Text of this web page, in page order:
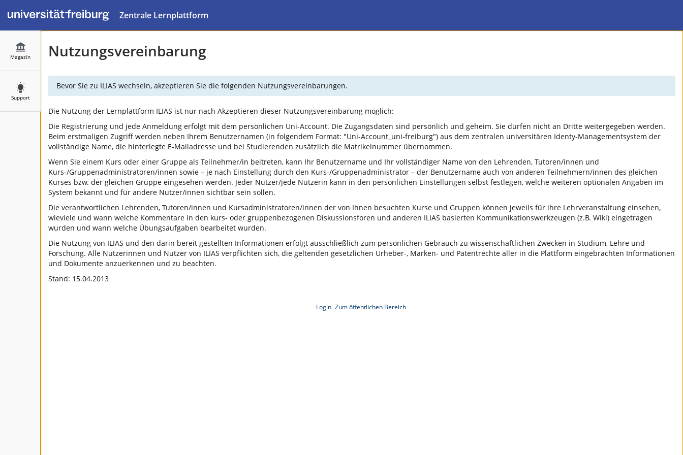
Zentrale Lernplattform
Magazin
Support
Nutzungsvereinbarung
Bevor Sie zu ILIAS wechseln, akzeptieren Sie die folgenden Nutzungsvereinbarungen.
Die Nutzung der Lernplattform ILIAS ist nur nach Akzeptieren dieser Nutzungsvereinbarung möglich:
Die Registrierung und jede Anmeldung erfolgt mit dem persönlichen Uni-Account. Die Zugangsdaten sind persönlich und geheim. Sie dürfen nicht an Dritte weitergegeben werden.
Beim erstmaligen Zugriff werden neben Ihrem Benutzernamen (in folgendem Format: "Uni-Account_uni-freiburg") aus dem zentralen universitären Identy-Managementsystem der
vollständige Name, die hinterlegte E-Mailadresse und bei Studierenden zusätzlich die Matrikelnummer übernommen.
Wenn Sie einem Kurs oder einer Gruppe als Teilnehmer/in beitreten, kann Ihr Benutzername und Ihr vollständiger Name von den Lehrenden, Tutoren/innen und
Kurs-/Gruppenadministratoren/innen sowie – je nach Einstellung durch den Kurs-/Gruppenadministrator – der Benutzername auch von anderen Teilnehmern/innen des gleichen
Kurses bzw. der gleichen Gruppe eingesehen werden. Jeder Nutzer/jede Nutzerin kann in den persönlichen Einstellungen selbst festlegen, welche weiteren optionalen Angaben im
System bekannt und für andere Nutzer/innen sichtbar sein sollen.
Die verantwortlichen Lehrenden, Tutoren/innen und Kursadministratoren/innen der von Ihnen besuchten Kurse und Gruppen können jeweils für ihre Lehrveranstaltung einsehen,
wieviele und wann welche Kommentare in den kurs- oder gruppenbezogenen Diskussionsforen und anderen ILIAS basierten Kommunikationswerkzeugen (z.B. Wiki) eingetragen
wurden und wann welche Übungsaufgaben bearbeitet wurden.
Die Nutzung von ILIAS und den darin bereit gestellten Informationen erfolgt ausschließlich zum persönlichen Gebrauch zu wissenschaftlichen Zwecken in Studium, Lehre und
Forschung. Alle Nutzerinnen und Nutzer von ILIAS verpflichten sich, die geltenden gesetzlichen Urheber-, Marken- und Patentrechte aller in die Plattform eingebrachten Informationen
und Dokumente anzuerkennen und zu beachten.
Stand: 15.04.2013
Login Zum öffentlichen Bereich